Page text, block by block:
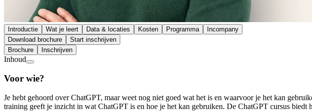
Introductie Wat je leert Data & locaties Kosten Programma
Incompany
Download brochure
Start inschrijven
Brochure
Inschrijven
Inhoud
Voor wie?
Je hebt gehoord over ChatGPT, maar weet nog niet goed wat het is en waarvoor je het kan
training geeft je inzicht in wat ChatGPT is en hoe je het kan gebruiken. De ChatGPT cursus biedt